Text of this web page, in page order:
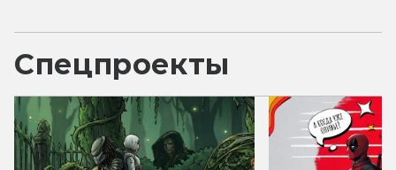
Спецпроекты